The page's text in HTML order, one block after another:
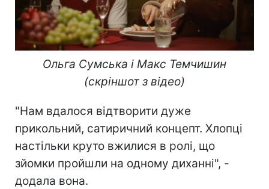
Ольга Сумська і Макс Темчишин
(скріншот з відео)
"Нам вдалося відтворити дуже
прикольний, сатиричний концепт. Хлопці
настільки круто вжилися в ролі, що
зйомки пройшли на одному диханні", -
додала вона.